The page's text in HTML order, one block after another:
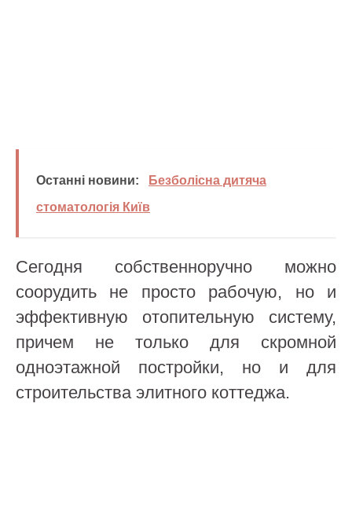
Останні новини:
Безболісна дитяча
стоматологія Київ
Сегодня собственноручно можно
соорудить не просто рабочую, но и
эффективную отопительную систему,
причем не только для скромной
одноэтажной постройки, но и для
строительства элитного коттеджа.